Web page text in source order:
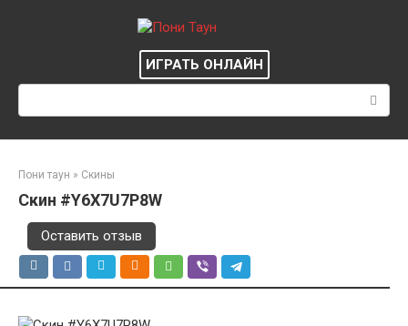
ИГРАТЬ ОНЛАЙН
Пони таун » Скины
Скин #Y6X7U7P8W
Оставить отзыв